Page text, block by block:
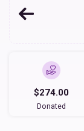
$274.00
Donated